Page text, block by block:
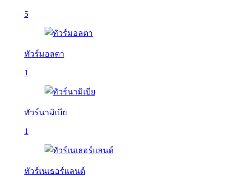
5
ทัวร์มอลตา
1
ทัวร์นามิเบีย
1
ทัวร์เนเธอร์แลนด์